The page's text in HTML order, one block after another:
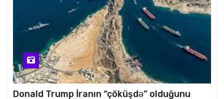
Donald Trump İranın “çöküşdə” olduğunu